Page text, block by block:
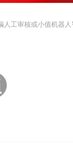
工审核或小值机器